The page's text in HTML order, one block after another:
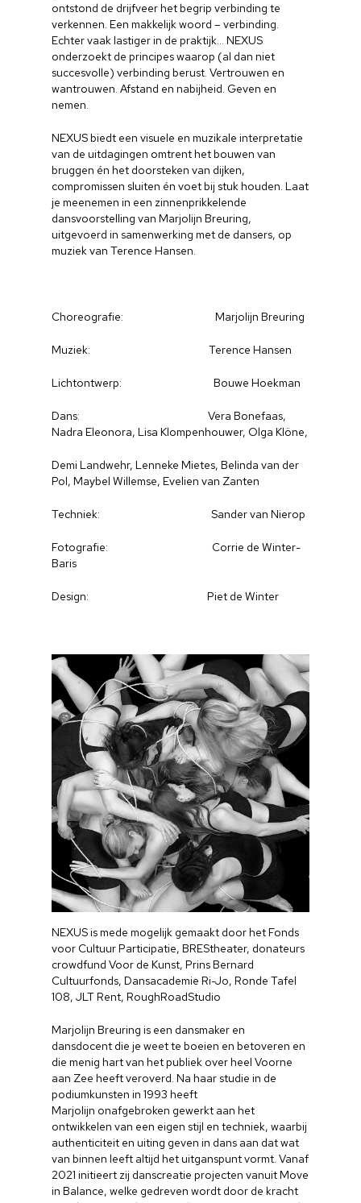
ontstond de drijfveer het begrip verbinding te
verkennen. Een makkelijk woord – verbinding.
Echter vaak lastiger in de praktijk… NEXUS
onderzoekt de principes waarop (al dan niet
succesvolle) verbinding berust. Vertrouwen en
wantrouwen. Afstand en nabijheid. Geven en
nemen.
NEXUS biedt een visuele en muzikale interpretatie
van de uitdagingen omtrent het bouwen van
bruggen én het doorsteken van dijken,
compromissen sluiten én voet bij stuk houden. Laat
je meenemen in een zinnenprikkelende
dansvoorstelling van Marjolijn Breuring,
uitgevoerd in samenwerking met de dansers, op
muziek van Terence Hansen.
Choreografie: Marjolijn Breuring
Muziek: Terence Hansen
Lichtontwerp: Bouwe Hoekman
Dans: Vera Bonefaas,
Nadra Eleonora, Lisa Klompenhouwer, Olga Klöne,
Demi Landwehr, Lenneke Mietes, Belinda van der
Pol, Maybel Willemse, Evelien van Zanten
Techniek: Sander van Nierop
Fotografie: Corrie de Winter-
Baris
Design: Piet de Winter
NEXUS is mede mogelijk gemaakt door het Fonds
voor Cultuur Participatie, BREStheater, donateurs
crowdfund Voor de Kunst, Prins Bernard
Cultuurfonds, Dansacademie Ri-Jo, Ronde Tafel
108, JLT Rent, RoughRoadStudio
Marjolijn Breuring is een dansmaker en
dansdocent die je weet te boeien en betoveren en
die menig hart van het publiek over heel Voorne
aan Zee heeft veroverd. Na haar studie in de
podiumkunsten in 1993 heeft
Marjolijn onafgebroken gewerkt aan het
ontwikkelen van een eigen stijl en techniek, waarbij
authenticiteit en uiting geven in dans aan dat wat
van binnen leeft altijd het uitganspunt vormt. Vanaf
2021 initieert zij danscreatie projecten vanuit Move
in Balance, welke gedreven wordt door de kracht